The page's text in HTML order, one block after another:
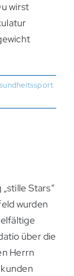
wirst
Stars“
wurden
über die
Herrn